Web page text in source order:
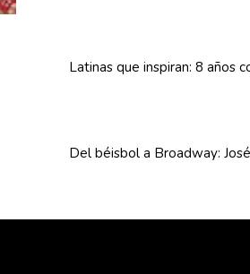
Latinas que inspiran: 8 años
Del béisbol a Broadway: José